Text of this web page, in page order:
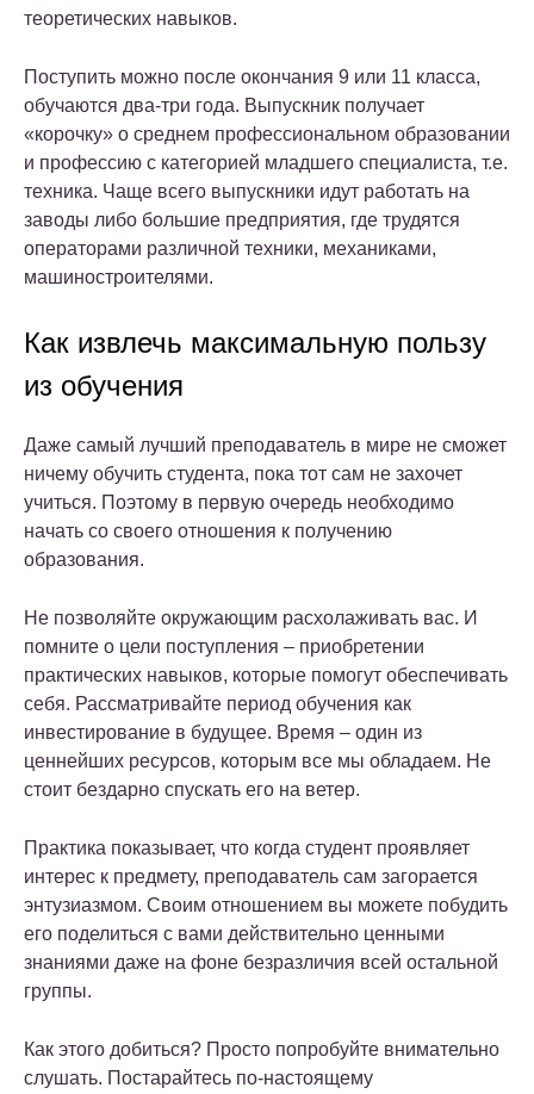
теоретических навыков.
Поступить можно после окончания 9 или 11 класса,
обучаются два-три года. Выпускник получает
«корочку» о среднем профессиональном образовании
и профессию с категорией младшего специалиста, т.е.
техника. Чаще всего выпускники идут работать на
заводы либо большие предприятия, где трудятся
операторами различной техники, механиками,
машиностроителями.
Как извлечь максимальную пользу
из обучения
Даже самый лучший преподаватель в мире не сможет
ничему обучить студента, пока тот сам не захочет
учиться. Поэтому в первую очередь необходимо
начать со своего отношения к получению
образования.
Не позволяйте окружающим расхолаживать вас. И
помните о цели поступления – приобретении
практических навыков, которые помогут обеспечивать
себя. Рассматривайте период обучения как
инвестирование в будущее. Время – один из
ценнейших ресурсов, которым все мы обладаем. Не
стоит бездарно спускать его на ветер.
Практика показывает, что когда студент проявляет
интерес к предмету, преподаватель сам загорается
энтузиазмом. Своим отношением вы можете побудить
его поделиться с вами действительно ценными
знаниями даже на фоне безразличия всей остальной
группы.
Как этого добиться? Просто попробуйте внимательно
слушать. Постарайтесь по-настоящему